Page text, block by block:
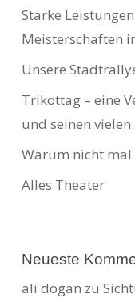
Starke
Meisterschaften
Unsere
Trikottag – eine
und seinen
Warum nicht
Alles Theater
Neueste
ali dogan zu